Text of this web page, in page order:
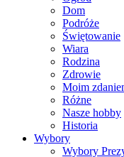
Dom
Podróże
Świętowanie
Wiara
Rodzina
Zdrowie
Moim
Różne
Nasze hobby
Historia
Wybory
Wybory